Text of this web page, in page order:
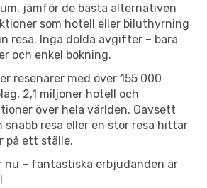
jämför de bästa alternativen
som hotell eller biluthyrning
resa. Inga dolda avgifter – bara
och enkel bokning.
resenärer med över 155 000
2,1 miljoner hotell och
över hela världen. Oavsett
snabb resa eller en stor resa hittar
på ett ställe.
– fantastiska erbjudanden är